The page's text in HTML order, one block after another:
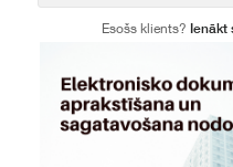
Esošs klients? Ienākt